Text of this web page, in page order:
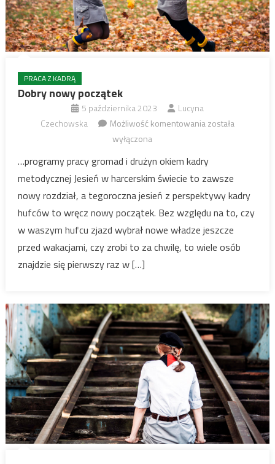
PRACA Z KADRĄ
Dobry nowy początek
5 października 2023
Lucyna
Czechowska
Możliwość komentowaniaDobry
została
wyłączona
…programy pracy gromad i drużyn okiem kadry
metodycznej Jesień w harcerskim świecie to zawsze
nowy rozdział, a tegoroczna jesień z perspektywy kadry
hufców to wręcz nowy początek. Bez względu na to, czy
w waszym hufcu zjazd wybrał nowe władze jeszcze
przed wakacjami, czy zrobi to za chwilę, to wiele osób
znajdzie się pierwszy raz w […]